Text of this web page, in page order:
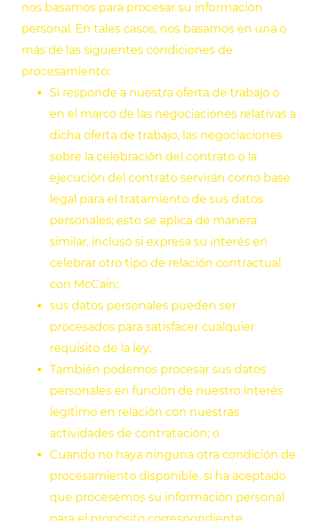
nos basamos para procesar su información
personal. En tales casos, nos basamos en una o
más de las siguientes condiciones de
procesamiento:
Si responde a nuestra oferta de trabajo o
en el marco de las negociaciones relativas a
dicha oferta de trabajo, las negociaciones
sobre la celebración del contrato o la
ejecución del contrato servirán como base
legal para el tratamiento de sus datos
personales; esto se aplica de manera
similar, incluso si expresa su interés en
celebrar otro tipo de relación contractual
con McCain;
sus datos personales pueden ser
procesados para satisfacer cualquier
requisito de la ley;
También podemos procesar sus datos
personales en función de nuestro interés
legítimo en relación con nuestras
actividades de contratación; o
Cuando no haya ninguna otra condición de
procesamiento disponible, si ha aceptado
que procesemos su información personal